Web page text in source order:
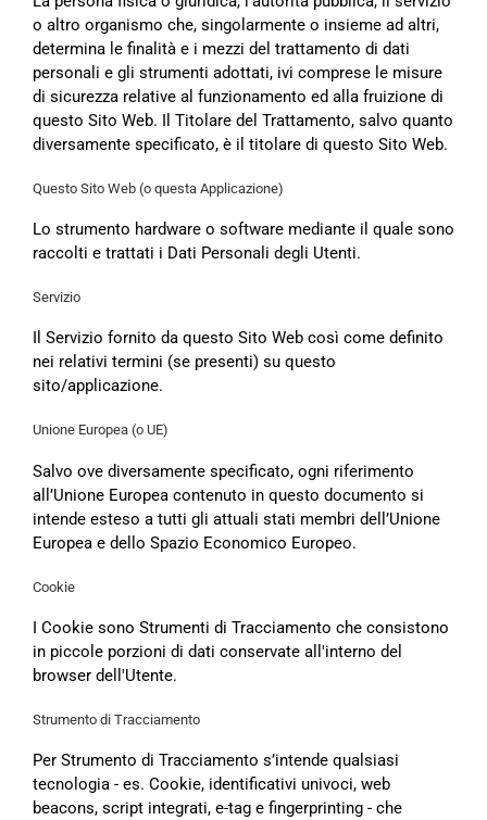
o altro organismo che, singolarmente o insieme ad altri,
determina le finalità e i mezzi del trattamento di dati
personali e gli strumenti adottati, ivi comprese le misure
di sicurezza relative al funzionamento ed alla fruizione di
questo Sito Web. Il Titolare del Trattamento, salvo quanto
diversamente specificato, è il titolare di questo Sito Web.
Questo Sito Web (o questa Applicazione)
Lo strumento hardware o software mediante il quale sono
raccolti e trattati i Dati Personali degli Utenti.
Servizio
Il Servizio fornito da questo Sito Web così come definito
nei relativi termini (se presenti) su questo
sito/applicazione.
Unione Europea (o UE)
Salvo ove diversamente specificato, ogni riferimento
all’Unione Europea contenuto in questo documento si
intende esteso a tutti gli attuali stati membri dell’Unione
Europea e dello Spazio Economico Europeo.
Cookie
I Cookie sono Strumenti di Tracciamento che consistono
in piccole porzioni di dati conservate all'interno del
browser dell'Utente.
Strumento di Tracciamento
Per Strumento di Tracciamento s’intende qualsiasi
tecnologia - es. Cookie, identificativi univoci, web
beacons, script integrati, e-tag e fingerprinting - che